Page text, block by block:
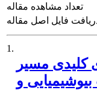
تعداد مشاهده مقاله
فایل اصل مقاله
1.
کلیدی مسیر
و